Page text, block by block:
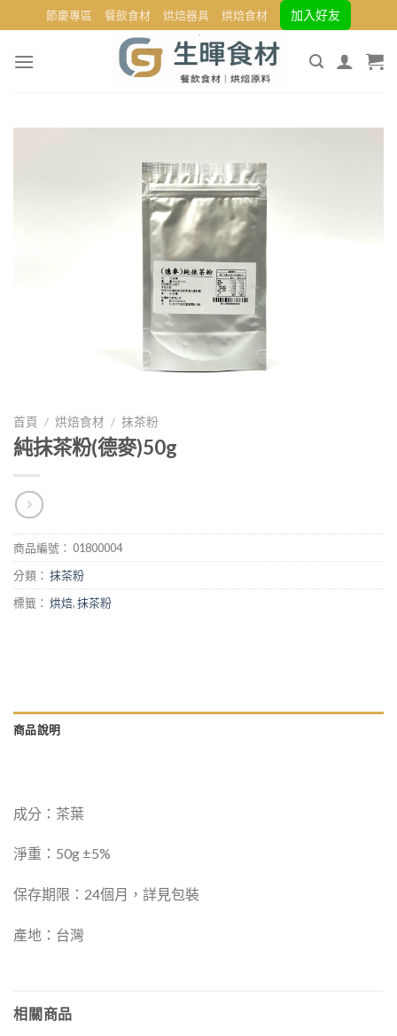
to
content
節慶專區 餐飲食材 烘焙器具 烘焙食材 加入好友
首頁 / 烘焙食材 / 抹茶粉
純抹茶粉(德麥)50g
商品編號： 01800004
分類： 抹茶粉
標籤： 烘焙,抹茶粉
商品說明
成分：茶葉
淨重：50g ±5%
保存期限：24個月，詳見包裝
產地：台灣
相關商品